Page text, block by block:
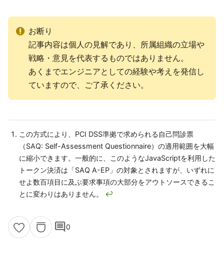
お断り
記事内容は個人の見解であり、所属組織の立場や
戦略・意見を代表するものではありません。
あくまでエンジニアとしての経験や考えを発信し
ていますので、ご了承ください。
この方式により、PCI DSS準拠で求められる自己問診票
（SAQ: Self-Assessment Questionnaire）の適用範囲を大幅
に縮小できます。一般的に、このようなJavaScriptを利用した
トークン決済は「SAQ A-EP」の対象とされますが、いずれに
せよ数百項目に及ぶ要求事項の大部分をアウトソースできるこ
とに変わりはありません。 ↩
comment0